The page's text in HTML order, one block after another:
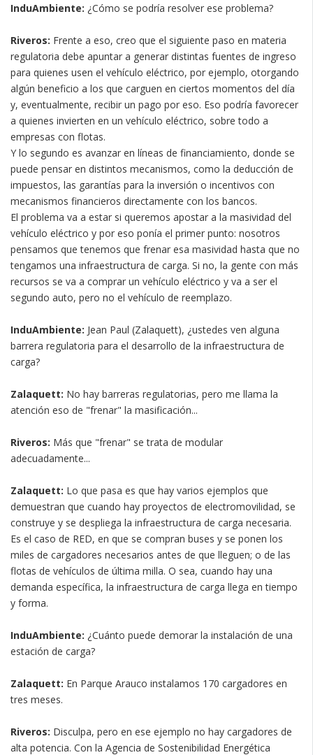
InduAmbiente: ¿Cómo se podría resolver ese problema?
Riveros: Frente a eso, creo que el siguiente paso en materia
regulatoria debe apuntar a generar distintas fuentes de ingreso
para quienes usen el vehículo eléctrico, por ejemplo, otorgando
algún beneficio a los que carguen en ciertos momentos del día
y, eventualmente, recibir un pago por eso. Eso podría favorecer
a quienes invierten en un vehículo eléctrico, sobre todo a
empresas con flotas.
Y lo segundo es avanzar en líneas de financiamiento, donde se
puede pensar en distintos mecanismos, como la deducción de
impuestos, las garantías para la inversión o incentivos con
mecanismos financieros directamente con los bancos.
El problema va a estar si queremos apostar a la masividad del
vehículo eléctrico y por eso ponía el primer punto: nosotros
pensamos que tenemos que frenar esa masividad hasta que no
tengamos una infraestructura de carga. Si no, la gente con más
recursos se va a comprar un vehículo eléctrico y va a ser el
segundo auto, pero no el vehículo de reemplazo.
InduAmbiente: Jean Paul (Zalaquett), ¿ustedes ven alguna
barrera regulatoria para el desarrollo de la infraestructura de
carga?
Zalaquett: No hay barreras regulatorias, pero me llama la
atención eso de "frenar" la masificación...
Riveros: Más que "frenar" se trata de modular
adecuadamente...
Zalaquett: Lo que pasa es que hay varios ejemplos que
demuestran que cuando hay proyectos de electromovilidad, se
construye y se despliega la infraestructura de carga necesaria.
Es el caso de RED, en que se compran buses y se ponen los
miles de cargadores necesarios antes de que lleguen; o de las
flotas de vehículos de última milla. O sea, cuando hay una
demanda específica, la infraestructura de carga llega en tiempo
y forma.
InduAmbiente: ¿Cuánto puede demorar la instalación de una
estación de carga?
Zalaquett: En Parque Arauco instalamos 170 cargadores en
tres meses.
Riveros: Disculpa, pero en ese ejemplo no hay cargadores de
alta potencia. Con la Agencia de Sostenibilidad Energética